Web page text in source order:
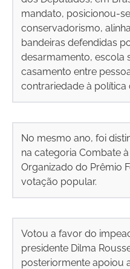
mandato, posicionou-
conservadorismo,
bandeiras defendidas
desarmamento, escola
casamento entre
contrariedade à política
No mesmo ano, foi
na categoria Combate
Organizado do Prêmio
votação popular.
Votou a favor do
presidente Dilma
posteriormente apoiou